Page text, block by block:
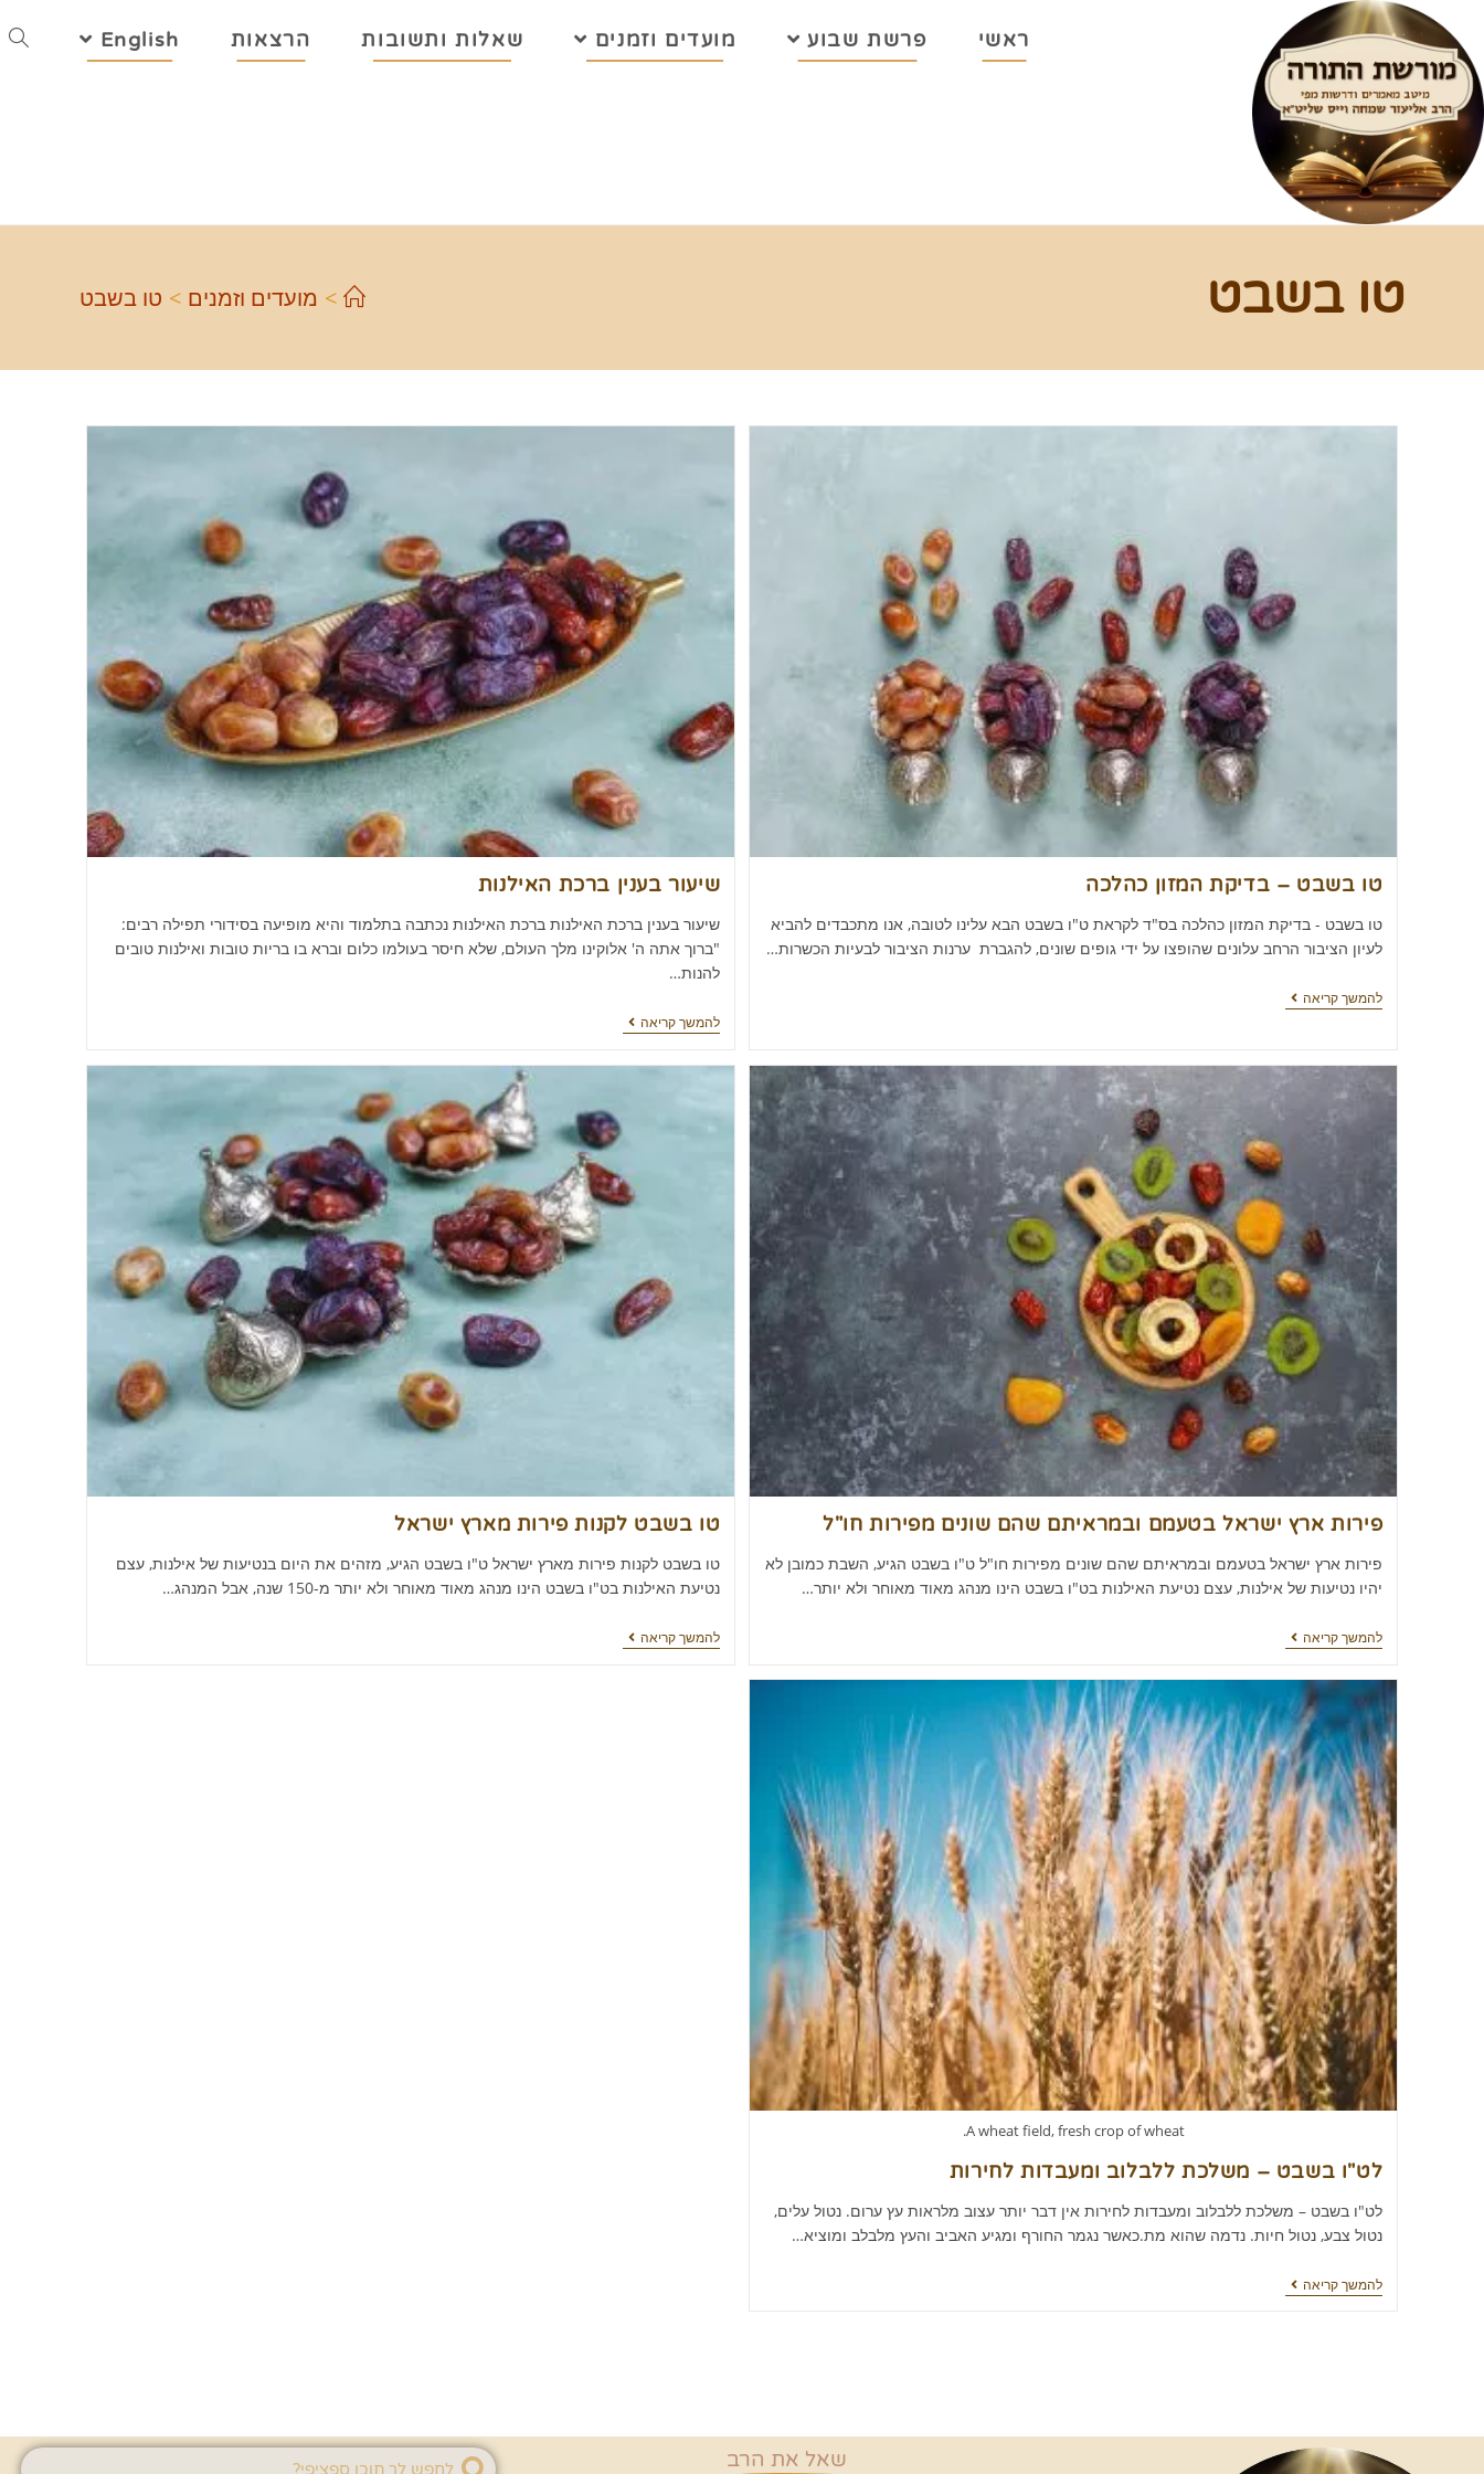
ראשי פרשת שבוע מועדים וזמנים שאלות ותשובות הרצאות English
טו בשבט > מועדים וזמנים > טו בשבט
טו בשבט – בדיקת המזון כהלכה ​
טו בשבט - בדיקת המזון כהלכה בס"ד לקראת ט"ו בשבט הבא עלינו לטובה, אנו מתכבדים להביא
לעיון הציבור הרחב עלונים שהופצו על ידי גופים שונים, להגברת ערנות הציבור לבעיות הכשרות…
להמשך קריאה
שיעור בענין ברכת האילנות​
שיעור בענין ברכת האילנות ברכת האילנות נכתבה בתלמוד והיא מופיעה בסידורי תפילה רבים:
"ברוך אתה ה' אלוקינו מלך העולם, שלא חיסר בעולמו כלום וברא בו בריות טובות ואילנות טובים
להנות…
להמשך קריאה
פירות ארץ ישראל בטעמם ובמראיתם שהם שונים מפירות חו"ל
פירות ארץ ישראל בטעמם ובמראיתם שהם שונים מפירות חו"ל ט"ו בשבט הגיע, השבת כמובן לא
יהיו נטיעות של אילנות, עצם נטיעת האילנות בט"ו בשבט הינו מנהג מאוד מאוחר ולא יותר…
להמשך קריאה
טו בשבט לקנות פירות מארץ ישראל
טו בשבט לקנות פירות מארץ ישראל ט"ו בשבט הגיע, מזהים את היום בנטיעות של אילנות, עצם
נטיעת האילנות בט"ו בשבט הינו מנהג מאוד מאוחר ולא יותר מ-150 שנה, אבל המנהג…
להמשך קריאה
A wheat field, fresh crop of wheat.
לט"ו בשבט – משלכת ללבלוב ומעבדות לחירות
לט"ו בשבט – משלכת ללבלוב ומעבדות לחירות אין דבר יותר עצוב מלראות עץ ערום. נטול עלים,
נטול צבע, נטול חיות. נדמה שהוא מת.כאשר נגמר החורף ומגיע האביב והעץ מלבלב ומוציא…
להמשך קריאה
שאל את הרב